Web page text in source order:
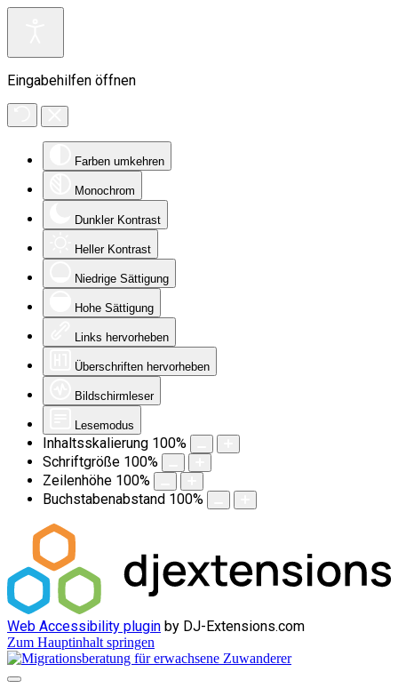
Eingabehilfen öffnen
Farben umkehren
Monochrom
Dunkler Kontrast
Heller Kontrast
Niedrige Sättigung
Hohe Sättigung
Links hervorheben
Überschriften hervorheben
Bildschirmleser
Lesemodus
Inhaltsskalierung 100%
Schriftgröße 100%
Zeilenhöhe 100%
Buchstabenabstand 100%
Web Accessibility plugin by DJ-Extensions.com
Zum Hauptinhalt springen